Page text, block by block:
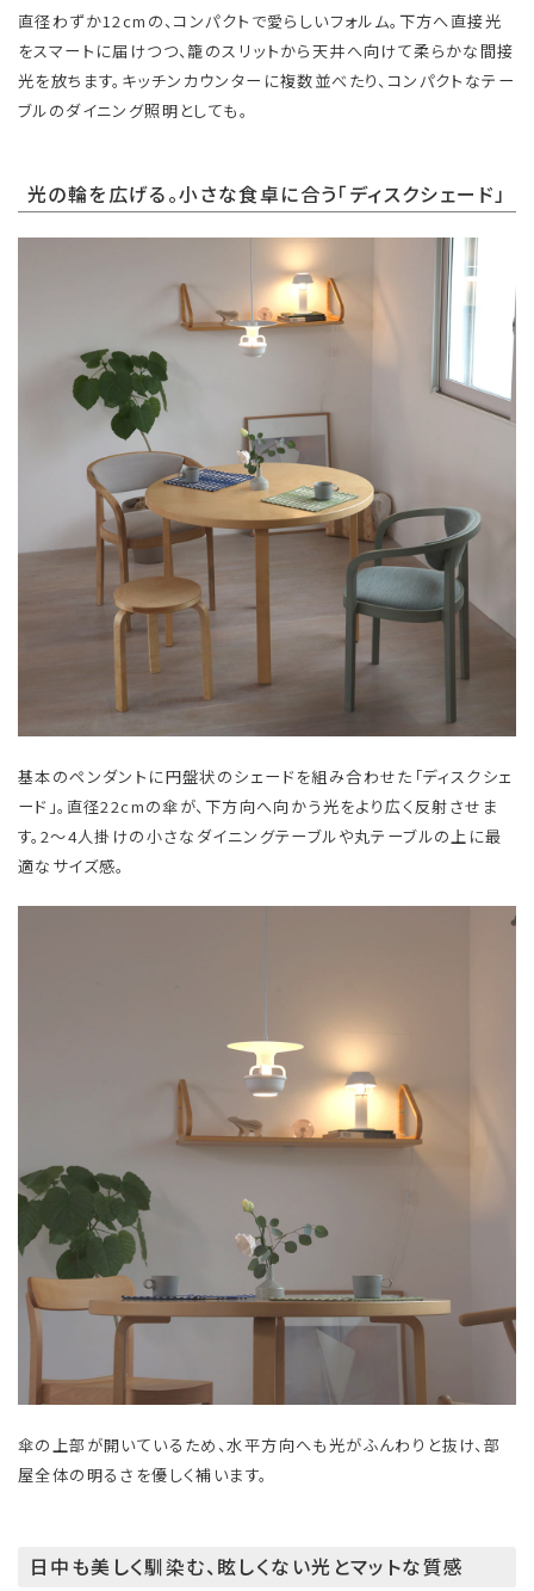
直径わずか12cmの、コンパクトで愛らしいフォルム。下方へ直接光
をスマートに届けつつ、籠のスリットから天井へ向けて柔らかな間接
光を放ちます。キッチンカウンターに複数並べたり、コンパクトなテー
ブルのダイニング照明としても。
光の輪を広げる。小さな食卓に合う「ディスクシェード」
基本のペンダントに円盤状のシェードを組み合わせた「ディスクシェ
ード」。直径22cmの傘が、下方向へ向かう光をより広く反射させま
す。2〜4人掛けの小さなダイニングテーブルや丸テーブルの上に最
適なサイズ感。
傘の上部が開いているため、水平方向へも光がふんわりと抜け、部
屋全体の明るさを優しく補います。
日中も美しく馴染む、眩しくない光とマットな質感